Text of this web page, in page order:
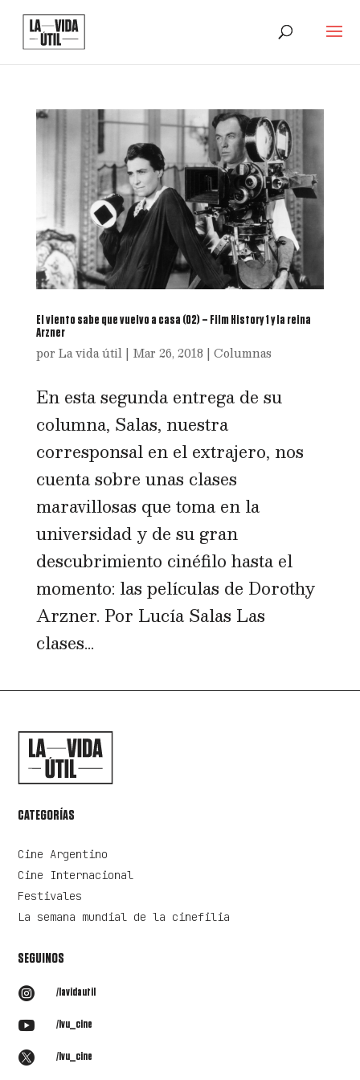
El viento sabe que vuelvo a casa (02) – Film History 1 y la reina
Arzner
por La vida útil| Mar 26, 2018 | Columnas
En esta segunda entrega de su
columna, Salas, nuestra
corresponsal en el extrajero, nos
cuenta sobre unas clases
maravillosas que toma en la
universidad y de su gran
descubrimiento cinéfilo hasta el
momento: las películas de Dorothy
Arzner. Por Lucía Salas Las
clases...
CATEGORÍAS
Cine Argentino
Cine Internacional
Festivales
La semana mundial de la cinefilia
SEGUINOS
 /lavidautil
 /lvu_cine
 /lvu_cine